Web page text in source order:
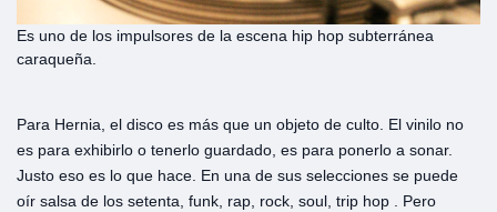
Es uno de los impulsores de la escena hip hop subterránea
caraqueña.
Para Hernia, el disco es más que un objeto de culto. El vinilo no
es para exhibirlo o tenerlo guardado, es para ponerlo a sonar.
Justo eso es lo que hace. En una de sus selecciones se puede
oír salsa de los setenta, funk, rap, rock, soul, trip hop . Pero